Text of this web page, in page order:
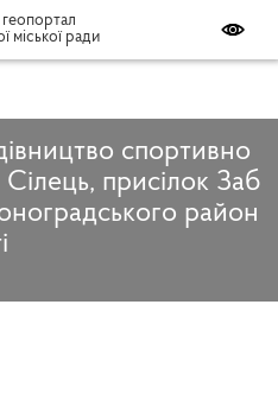
міської ради
спортивно
присілок Заб
район